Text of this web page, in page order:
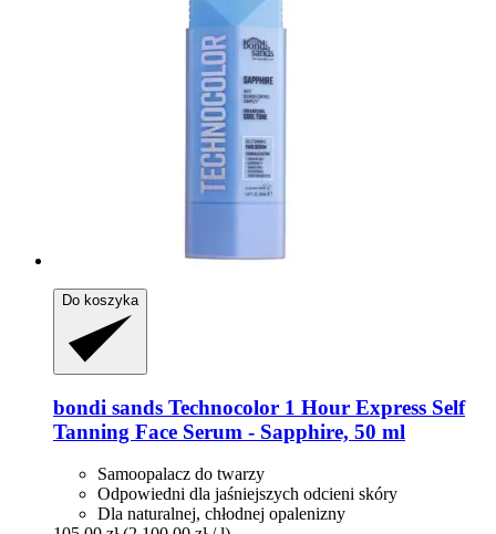
Do koszyka
bondi sands Technocolor 1 Hour Express Self
Tanning Face Serum -​ Sapphire, 50 ml
Samoopalacz do twarzy
Odpowiedni dla jaśniejszych odcieni skóry
Dla naturalnej, chłodnej opalenizny